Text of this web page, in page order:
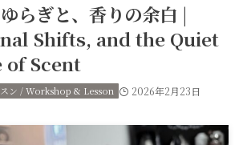
らぎと、香りの余白 |
Shifts, and the Quiet
of Scent
スン / Workshop & Lesson 2026年2月23日